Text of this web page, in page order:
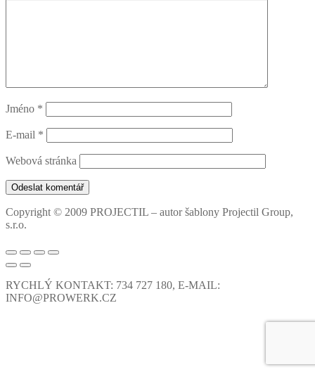
Jméno *
E-mail *
Webová stránka
Copyright © 2009 PROJECTIL – autor šablony Projectil Group,
s.r.o.
RYCHLÝ KONTAKT: 734 727 180, E-MAIL:
INFO@PROWERK.CZ